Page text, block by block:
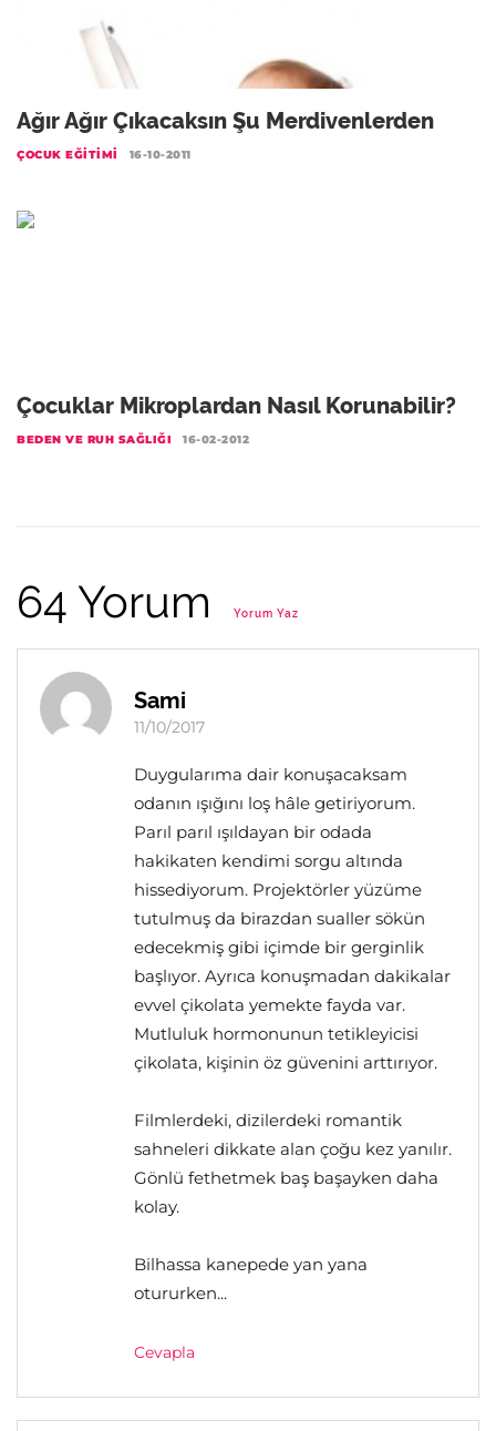
Ağır Ağır Çıkacaksın Şu Merdivenlerden
ÇOCUK EĞITIMI 16-10-2011
Çocuklar Mikroplardan Nasıl Korunabilir?
BEDEN VE RUH SAĞLIĞI 16-02-2012
64 Yorum Yorum Yaz
Sami
11/10/2017
Duygularıma dair konuşacaksam
odanın ışığını loş hâle getiriyorum.
Parıl parıl ışıldayan bir odada
hakikaten kendimi sorgu altında
hissediyorum. Projektörler yüzüme
tutulmuş da birazdan sualler sökün
edecekmiş gibi içimde bir gerginlik
başlıyor. Ayrıca konuşmadan dakikalar
evvel çikolata yemekte fayda var.
Mutluluk hormonunun tetikleyicisi
çikolata, kişinin öz güvenini arttırıyor.
Filmlerdeki, dizilerdeki romantik
sahneleri dikkate alan çoğu kez yanılır.
Gönlü fethetmek baş başayken daha
kolay.
Bilhassa kanepede yan yana
otururken...
Cevapla